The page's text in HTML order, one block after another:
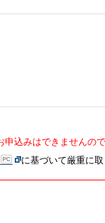
込みはできませんので
に基づいて厳重に取